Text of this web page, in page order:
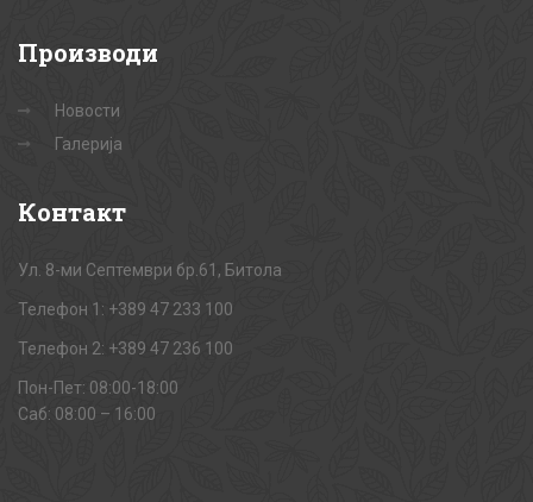
Производи
Новости
Галерија
Контакт
Ул. 8-ми Септември бр.61, Битола
Телефон 1: +389 47 233 100
Телефон 2: +389 47 236 100
Пон-Пет: 08:00-18:00
Саб: 08:00 – 16:00